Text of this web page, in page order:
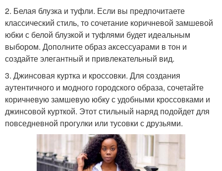
2. Белая блузка и туфли. Если вы предпочитаете
классический стиль, то сочетание коричневой замшевой
юбки с белой блузкой и туфлями будет идеальным
выбором. Дополните образ аксессуарами в тон и
создайте элегантный и привлекательный вид.
3. Джинсовая куртка и кроссовки. Для создания
аутентичного и модного городского образа, сочетайте
коричневую замшевую юбку с удобными кроссовками и
джинсовой курткой. Этот стильный наряд подойдет для
повседневной прогулки или тусовки с друзьями.